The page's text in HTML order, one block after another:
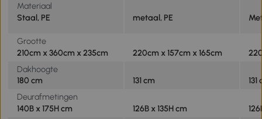
Materiaal
Staal, PE
metaal, PE
Grootte
210cm x 360cm x 235cm
220cm x 157cm x 165cm
Dakhoogte
180 cm
131 cm
Deurafmetingen
140B x 175H cm
126B x 135H cm